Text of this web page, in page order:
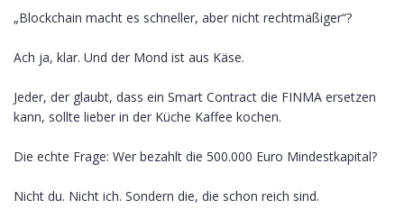
„Blockchain macht es schneller, aber nicht rechtmäßiger“?
Ach ja, klar. Und der Mond ist aus Käse.
Jeder, der glaubt, dass ein Smart Contract die FINMA ersetzen
kann, sollte lieber in der Küche Kaffee kochen.
Die echte Frage: Wer bezahlt die 500.000 Euro Mindestkapital?
Nicht du. Nicht ich. Sondern die, die schon reich sind.